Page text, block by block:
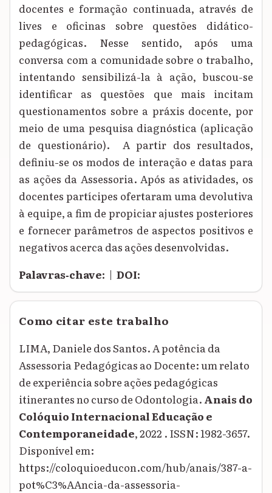
docentes e formação continuada, através de
lives e oficinas sobre questões didático-
pedagógicas. Nesse sentido, após uma
conversa com a comunidade sobre o trabalho,
intentando sensibilizá-la à ação, buscou-se
identificar as questões que mais incitam
questionamentos sobre a práxis docente, por
meio de uma pesquisa diagnóstica (aplicação
de questionário). A partir dos resultados,
definiu-se os modos de interação e datas para
as ações da Assessoria. Após as atividades, os
docentes partícipes ofertaram uma devolutiva
à equipe, a fim de propiciar ajustes posteriores
e fornecer parâmetros de aspectos positivos e
negativos acerca das ações desenvolvidas.
Palavras‑chave: | DOI:
Como citar este trabalho
LIMA, Daniele dos Santos. A potência da
Assessoria Pedagógicas ao Docente: um relato
de experiência sobre ações pedagógicas
itinerantes no curso de Odontologia. Anais do
Colóquio Internacional Educação e
Contemporaneidade, 2022 . ISSN: 1982-3657.
Disponível em:
https://coloquioeducon.com/hub/anais/387-a-
pot%C3%AAncia-da-assessoria-